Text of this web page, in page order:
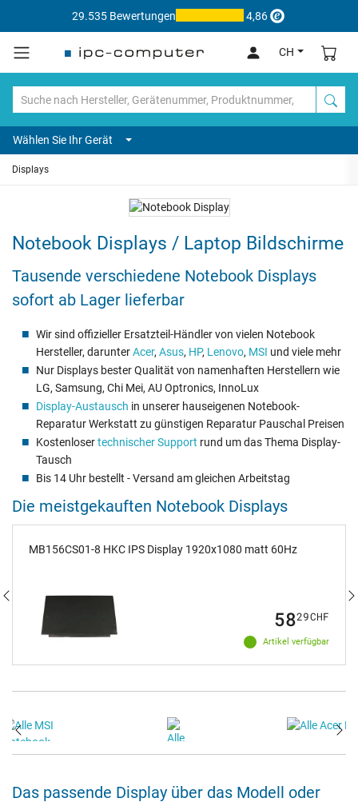
29.535 Bewertungen 4,86
CH
Wählen Sie Ihr Gerät
Displays
Notebook Displays / Laptop Bildschirme
Tausende verschiedene Notebook Displays
sofort ab Lager lieferbar
Wir sind offizieller Ersatzteil-Händler von vielen Notebook
Hersteller, darunterAcer, Asus, HP, Lenovo, MSI und viele mehr
Nur Displays bester Qualität von namenhaften Herstellern wie
LG, Samsung, Chi Mei, AU Optronics, InnoLux
Display-Austausch in unserer hauseigenen Notebook-
Reparatur Werkstatt zu günstigen Reparatur Pauschal Preisen
Kostenlosertechnischer Support rund um das Thema Display-
Tausch
Bis 14 Uhr bestellt - Versand am gleichen Arbeitstag
Die meistgekauften Notebook Displays
MB156CS01-8 HKC IPS Display 1920x1080 matt 60Hz
Artikel verfügbar
5829CHF
Das passende Display über das Modell oder